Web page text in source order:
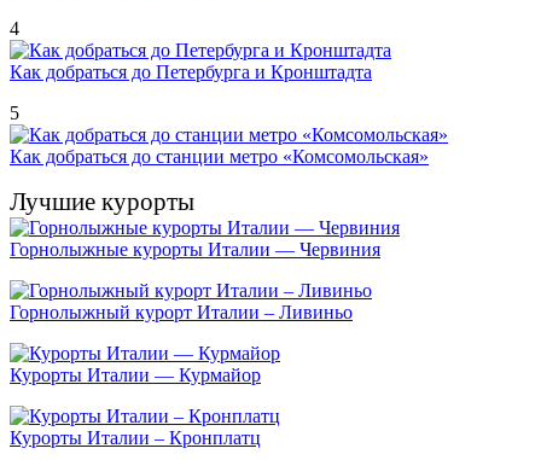
4
Как добраться до Петербурга и Кронштадта
5
Как добраться до станции метро «Комсомольская»
Лучшие курорты
Горнолыжные курорты Италии — Червиния
Горнолыжный курорт Италии – Ливиньо
Курорты Италии — Курмайор
Курорты Италии – Кронплатц